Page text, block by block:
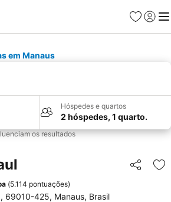
Favoritos
Iniciar
em Manaus
Hóspedes e quartos
2 hóspedes, 1 quarto.
os resultados
Partilhar
(5.114 pontuações)
69010-425, Manaus, Brasil